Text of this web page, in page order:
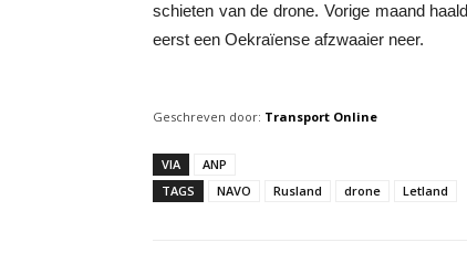
schieten van de drone. Vorige maand
eerst een Oekraïense afzwaaier neer.
Geschreven door: Transport Online
VIA
ANP
TAGS
NAVO Rusland drone Letland